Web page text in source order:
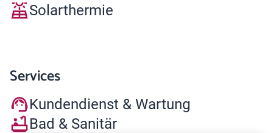
Solarthermie
Services
Kundendienst & Wartung
Bad & Sanitär